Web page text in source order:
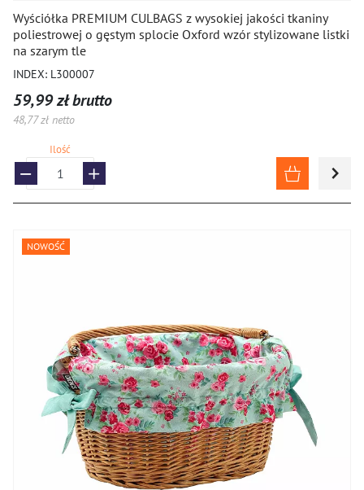
Wyściółka PREMIUM CULBAGS z wysokiej jakości tkaniny
poliestrowej o gęstym splocie Oxford wzór stylizowane listki
na szarym tle
INDEX: L300007
59,99 zł brutto
48,77 zł netto
Ilość
NOWOŚĆ